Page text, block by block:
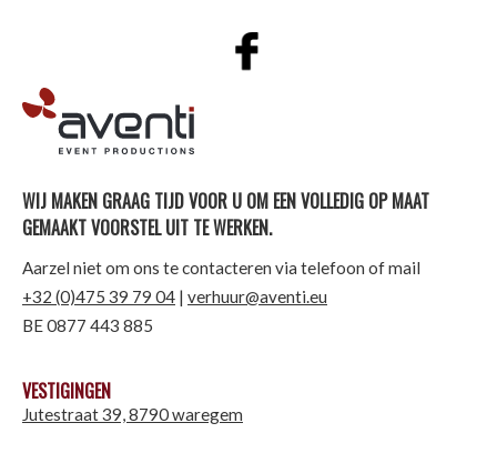
AVENTI | EVENT PRODUCTIONS
WIJ MAKEN GRAAG TIJD VOOR U OM EEN VOLLEDIG OP MAAT
GEMAAKT VOORSTEL UIT TE WERKEN.
Aarzel niet om ons te contacteren via telefoon of mail
+32 (0)475 39 79 04 | verhuur@aventi.eu
BE 0877 443 885
VESTIGINGEN
Jutestraat 39, 8790 waregem